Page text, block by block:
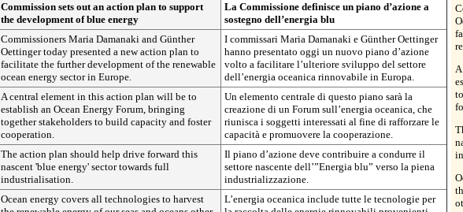
Commission sets out an action plan to support
the development of blue energy
La Commissione definisce un piano d’azione a
sostegno dell’energia blu
Commissioners Maria Damanaki and Günther
Oettinger today presented a new action plan to
facilitate the further development of the renewable
ocean energy sector in Europe.
I commissari Maria Damanaki e Günther Oettinger
hanno presentato oggi un nuovo piano d’azione
volto a facilitare l’ulteriore sviluppo del settore
dell’energia oceanica rinnovabile in Europa.
A central element in this action plan will be to
establish an Ocean Energy Forum, bringing
together stakeholders to build capacity and foster
cooperation.
Un elemento centrale di questo piano sarà la
creazione di un Forum sull’energia oceanica, che
riunisca i soggetti interessati al fine di rafforzare le
capacità e promuovere la cooperazione.
The action plan should help drive forward this
nascent 'blue energy' sector towards full
industrialisation.
Il piano d’azione deve contribuire a condurre il
settore nascente dell’”Energia blu” verso la piena
industrializzazione.
Ocean energy covers all technologies to harvest
L’energia oceanica include tutte le tecnologie per